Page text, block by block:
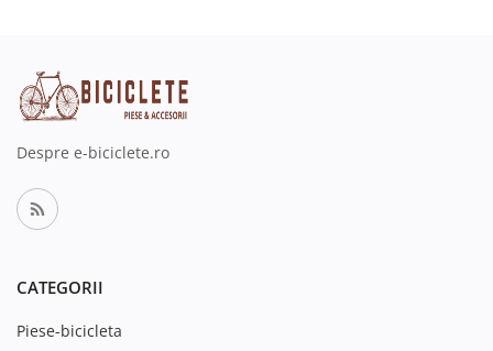
Despre e-biciclete.ro
CATEGORII
Piese-bicicleta